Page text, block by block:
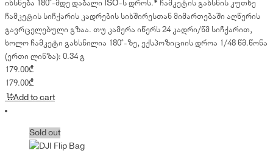
იხსნება 180°-მდე დაბალი ISO-ს დროს.* ჩამკეტის გახსნის კუთხე
ჩამკეტის სიჩქარის კადრების სიხშირესთან მიმართებაში აღწერის
გავრცელებული გზაა. თუ კამერა იწერს 24 კადრი/წმ სიჩქარით,
ხოლო ჩამკეტი გახსნილია 180°-ზე, ექსპოზიციის დროა 1/48 წმ.წონა
(ერთი ლინზა): 0.34 გ
179.00₾
179.00₾
Add to cart
Sold out